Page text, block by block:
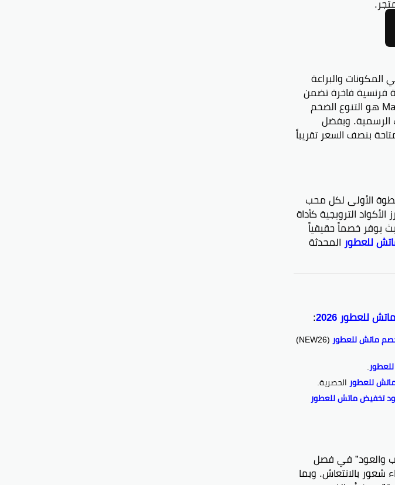
والبراعة
زيوت عطرية فرنسية فاخرة تضمن
بقاء العطر لأطول فترة ممكنة على الملابس والجلد. ما يميز التسوق من Match هو التنوع الضخم
الرسمية. وبفضل
بنصف السعر تقريباً
الأولى لكل محب
تغيير عطره باستمرار دون إرهاق ميزانيته. في عام 2026، تبرز الأكواد الترويجية كأداة
يوفر خصماً حقيقياً
للعطورالمحدثة
للعطور 2026 :
ماتش للعطور (NEW26)
.
للعطورالحصرية.
تخفيض ماتش للعطور
والعود” في فصل
شعور بالانتعاش. وبما